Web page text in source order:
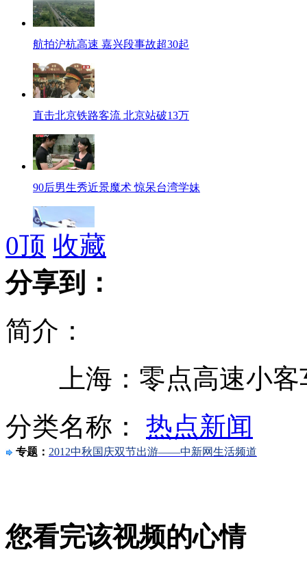
航拍沪杭高速 嘉兴段事故超30起
直击北京铁路客流 北京站破13万
90后男生秀近景魔术 惊呆台湾学妹
空中直击上海出城高速大拥堵
航拍：京藏高速因车祸出现拥堵
狼爸加紧驯狼 要求与狼同登钓鱼岛
0顶 收藏
分享到：
简介：
上海：零点高速小客
分类名称： 热点新闻
专题： 2012中秋国庆双节出游——中新网生活频道
您看完该视频的心情